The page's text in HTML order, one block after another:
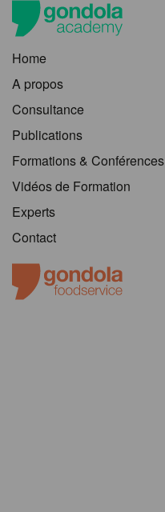
Home
A propos
Consultance
Publications
Formations & Conférences
Vidéos de Formation
Experts
Contact